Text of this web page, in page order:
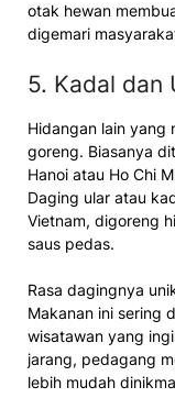
otak hewan
digemari
5. Kadal dan
Hidangan lain yang
goreng. Biasanya
Hanoi atau Ho Chi
Daging ular atau
Vietnam, digoreng
saus pedas.
Rasa dagingnya
Makanan ini sering
wisatawan yang
jarang, pedagang
lebih mudah